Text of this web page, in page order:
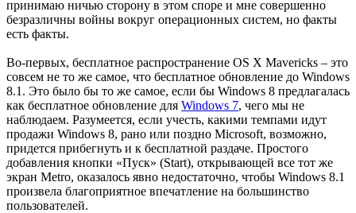
принимаю ничью сторону в этом споре и мне совершенно
безразличны войны вокруг операционных систем, но факты
есть факты.
Во-первых, бесплатное распространение OS X Mavericks – это
совсем не то же самое, что бесплатное обновление до Windows
8.1. Это было бы то же самое, если бы Windows 8 предлагалась
как бесплатное обновление для Windows 7, чего мы не
наблюдаем. Разумеется, если учесть, какими темпами идут
продажи Windows 8, рано или поздно Microsoft, возможно,
придется прибегнуть и к бесплатной раздаче. Простого
добавления кнопки «Пуск» (Start), открывающей все тот же
экран Metro, оказалось явно недостаточно, чтобы Windows 8.1
произвела благоприятное впечатление на большинство
пользователей.